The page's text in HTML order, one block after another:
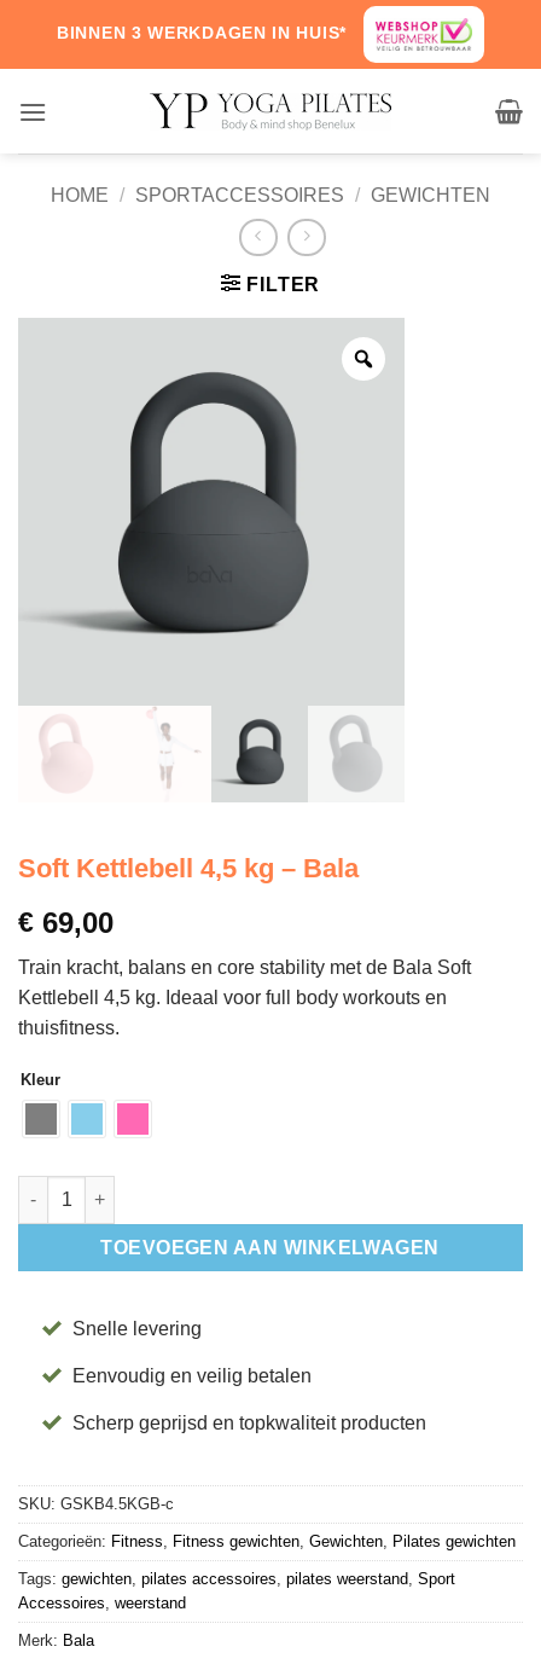
content
BINNEN 3 WERKDAGEN IN HUIS*
HOME / SPORTACCESSOIRES / GEWICHTEN
FILTER
Soft Kettlebell 4,5 kg – Bala
€ 69,00
Train kracht, balans en core stability met de Bala Soft
Kettlebell 4,5 kg. Ideaal voor full body workouts en
thuisfitness.
Kleur
Soft Kettlebell 4,5 kg - Bala aantal
TOEVOEGEN AAN WINKELWAGEN
Snelle levering
Eenvoudig en veilig betalen
Scherp geprijsd en topkwaliteit producten
SKU: GSKB4.5KGB-c
Categorieën: Fitness, Fitness gewichten, Gewichten, Pilates gewichten
Tags: gewichten, pilates accessoires, pilates weerstand, Sport
Accessoires, weerstand
Merk: Bala